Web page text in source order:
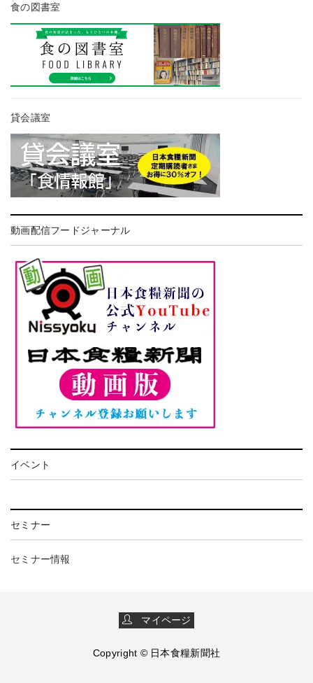
食の図書室
貸会議室
動画配信フードジャーナル
イベント
セミナー
セミナー情報
マイページ
Copyright © 日本食糧新聞社